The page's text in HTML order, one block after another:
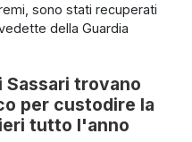
sono stati recuperati
della Guardia
trovano
per custodire la
tutto l'anno